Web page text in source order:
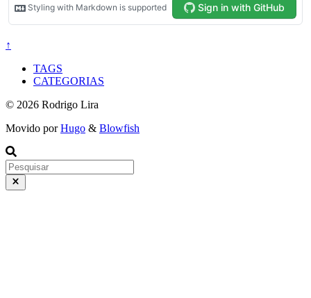
↑
TAGS
CATEGORIAS
© 2026 Rodrigo Lira
Movido porHugo & Blowfish